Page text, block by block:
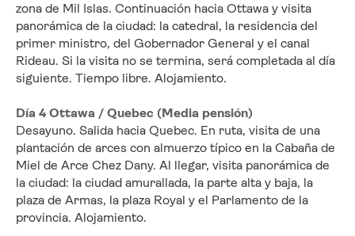
zona de Mil Islas. Continuación hacia Ottawa y visita
panorámica de la ciudad: la catedral, la residencia del
primer ministro, del Gobernador General y el canal
Rideau. Si la visita no se termina, será completada al día
siguiente. Tiempo libre. Alojamiento.
Día 4 Ottawa / Quebec (Media pensión)
Desayuno. Salida hacia Quebec. En ruta, visita de una
plantación de arces con almuerzo típico en la Cabaña de
Miel de Arce Chez Dany. Al llegar, visita panorámica de
la ciudad: la ciudad amurallada, la parte alta y baja, la
plaza de Armas, la plaza Royal y el Parlamento de la
provincia. Alojamiento.